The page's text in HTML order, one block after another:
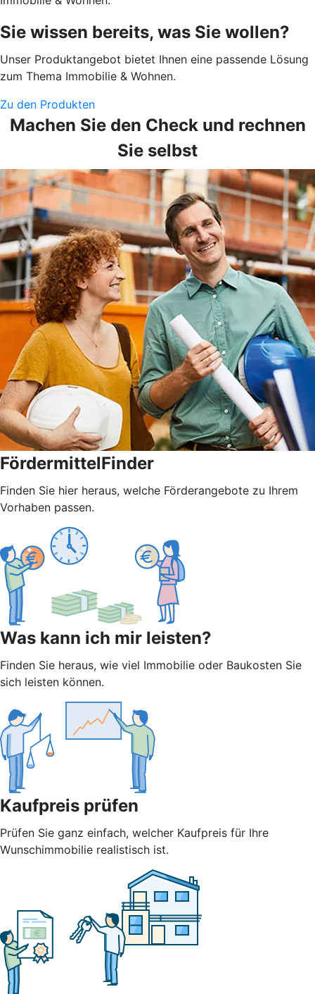
Sie wissen bereits, was Sie wollen?
Unser Produktangebot bietet Ihnen eine passende Lösung
zum Thema Immobilie & Wohnen.
Zu den Produkten
Machen Sie den Check und rechnen
Sie selbst
FördermittelFinder
Finden Sie hier heraus, welche Förderangebote zu Ihrem
Vorhaben passen.
Was kann ich mir leisten?
Finden Sie heraus, wie viel Immobilie oder Baukosten Sie
sich leisten können.
Kaufpreis prüfen
Prüfen Sie ganz einfach, welcher Kaufpreis für Ihre
Wunschimmobilie realistisch ist.